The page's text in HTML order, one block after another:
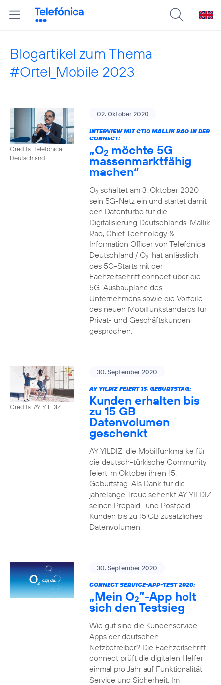
Blogartikel zum Thema
#Ortel_Mobile 2023
Credits: Telefónica
Deutschland
02. Oktober 2020
INTERVIEW MIT CTIO MALLIK RAO IN DER
CONNECT:
„O2 möchte 5G
massenmarktfähig
machen“
O2schaltet am 3. Oktober 2020
sein 5G-Netz ein und startet damit
den Datenturbo für die
Digitalisierung Deutschlands. Mallik
Rao, Chief Technology &
Information Officer von Telefónica
Deutschland / O2, hat anlässlich
des 5G-Starts mit der
Fachzeitschrift connect über die
5G-Ausbaupläne des
Unternehmens sowie die Vorteile
des neuen Mobilfunkstandards für
Privat- und Geschäftskunden
gesprochen.
Credits: AY YILDIZ
30. September 2020
AY YILDIZ FEIERT 15. GEBURTSTAG:
Kunden erhalten bis
zu 15 GB
Datenvolumen
geschenkt
AY YILDIZ, die Mobilfunkmarke für
die deutsch-türkische Community,
feiert im Oktober ihren 15.
Geburtstag. Als Dank für die
jahrelange Treue schenkt AY YILDIZ
seinen Prepaid- und Postpaid-
Kunden bis zu 15 GB zusätzliches
Datenvolumen.
30. September 2020
CONNECT SERVICE-APP-TEST 2020:
„Mein O2”-App holt
sich den Testsieg
Wie gut sind die Kundenservice-
Apps der deutschen
Netzbetreiber? Die Fachzeitschrift
connect prüft die digitalen Helfer
einmal pro Jahr auf Funktionalität,
Service und Sicherheit. Im